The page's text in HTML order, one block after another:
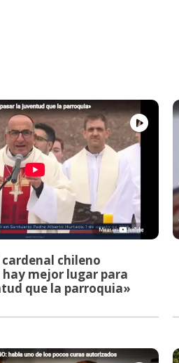
chileno
mejor lugar para
que la parroquia»